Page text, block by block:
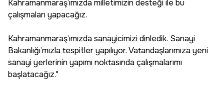
Kahramanmaraş’ımızda milletimizin desteği ile bu
çalışmaları yapacağız.
Kahramanmaraş’ımızda sanayicimizi dinledik. Sanayi
Bakanlığı’mızla tespitler yapılıyor. Vatandaşlarımıza yeni
sanayi yerlerinin yapımı noktasında çalışmalarımı
başlatacağız."